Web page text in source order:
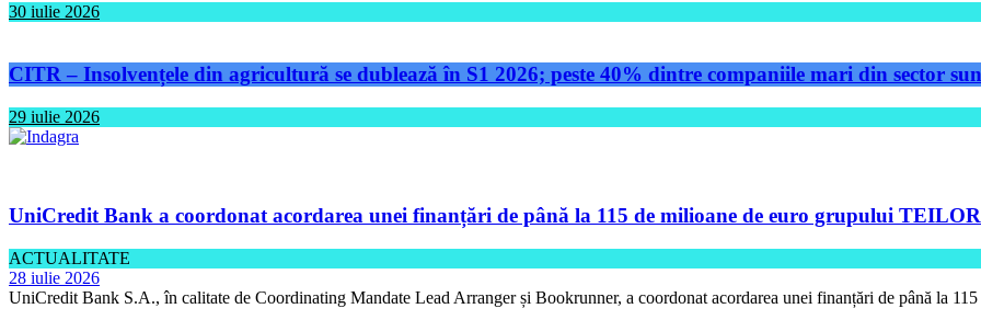
30 iulie 2026
CITR – Insolvențele din agricultură se dublează în S1 2026; peste 40% dintre companiile mari din sector
29 iulie 2026
UniCredit Bank a coordonat acordarea unei finanțări de până la 115 de milioane de euro grupului TEILOR
ACTUALITATE
28 iulie 2026
UniCredit Bank S.A., în calitate de Coordinating Mandate Lead Arranger și Bookrunner, a coordonat acordarea unei finanțări de până la 115